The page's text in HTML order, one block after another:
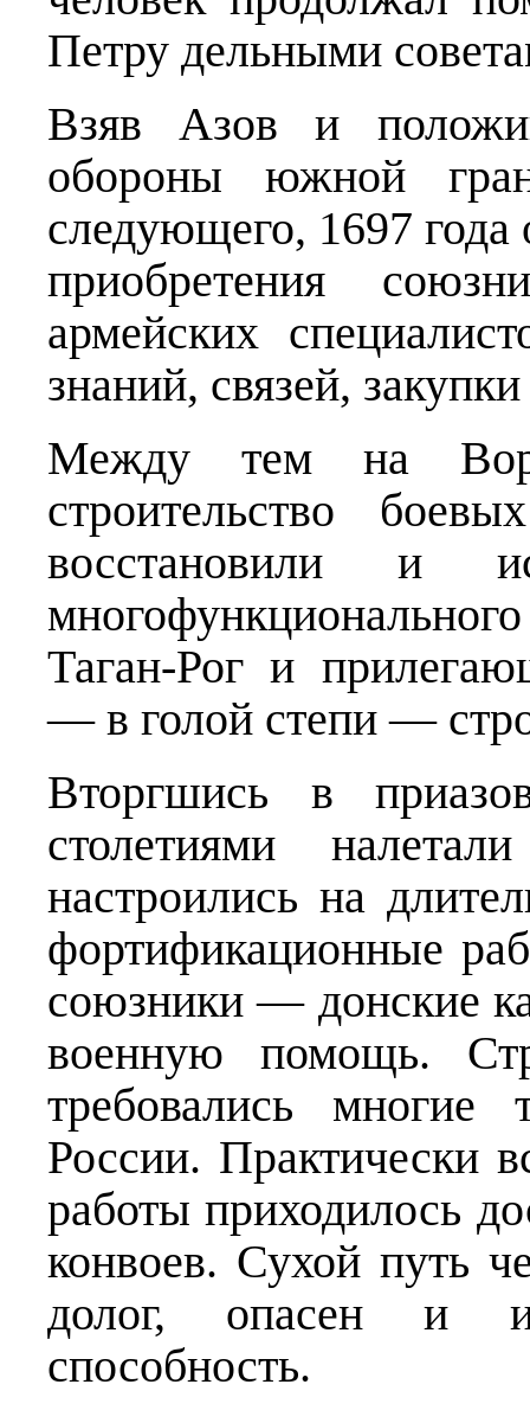
Петру дельными
Взяв Азов и
обороны южной
следующего, 1697
приобретения
армейских
знаний, связей,
Между тем на
строительство
восстановили и
Таган-Рог и
— в голой степи —
Вторгшись в
столетиями
настроились на
фортификационные
союзники — донские
военную помощь.
требовались
России. Практически
работы приходилось
конвоев. Сухой путь
долог, опасен и
способность.